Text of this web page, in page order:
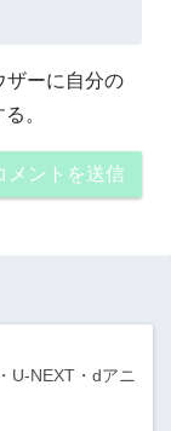
ザーに自分の
。
U-NEXT・dアニ